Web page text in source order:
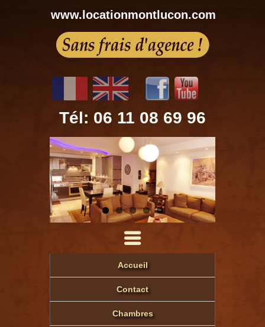
www.locationmontlucon.com
Tél: 06 11 08 69 96
Accueil
Contact
Chambres